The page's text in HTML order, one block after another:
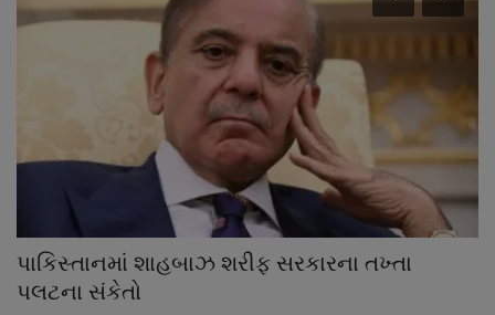
પાકિસ્તાનમાં શાહબાઝ શરીફ સરકારના તખ્તા
પલટના સંકેતો